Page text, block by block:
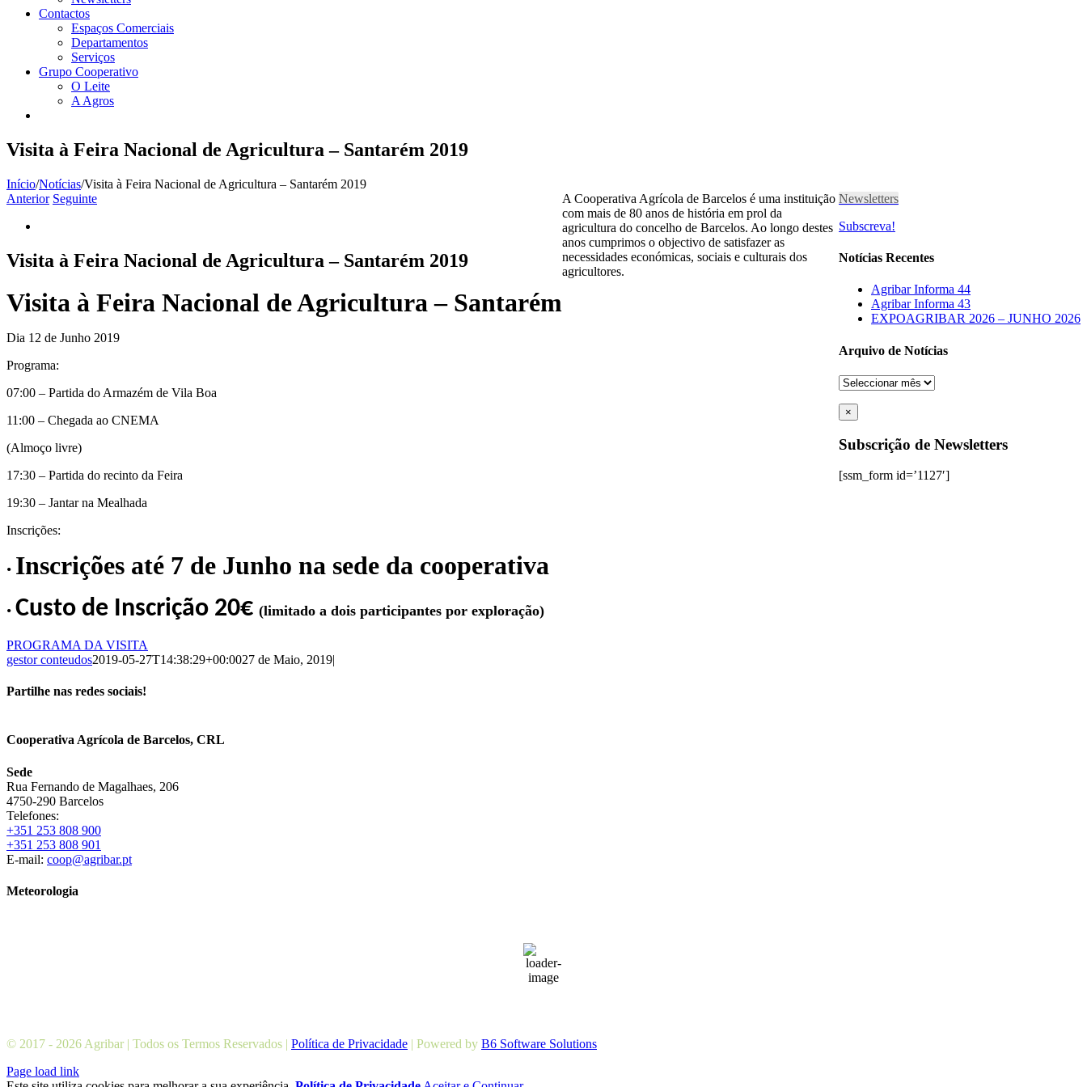
Contactos
Espaços Comerciais
Departamentos
Serviços
Grupo Cooperativo
O Leite
A Agros
Visita à Feira Nacional de Agricultura – Santarém 2019
Início/Notícias/Visita à Feira Nacional de Agricultura – Santarém 2019
Anterior Seguinte
Image
Visita à Feira Nacional de Agricultura – Santarém 2019
Visita à Feira Nacional de Agricultura – Santarém
Dia 12 de Junho 2019
Programa:
07:00 – Partida do Armazém de Vila Boa
11:00 – Chegada ao CNEMA
(Almoço livre)
17:30 – Partida do recinto da Feira
19:30 – Jantar na Mealhada
Inscrições:
• Inscrições até 7 de Junho na sede da cooperativa
• Custo de Inscrição 20€ (limitado a dois participantes por exploração)
PROGRAMA DA VISITA
gestor conteudos2019-05-27T14:38:29+00:0027 de Maio, 2019|
Partilhe nas redes sociais!
Newsletters
Subscreva!
Notícias Recentes
Agribar Informa 44
Agribar Informa 43
EXPOAGRIBAR 2026 – JUNHO 2026
Arquivo de Notícias
Arquivo
Notícias
×
Subscrição de Newsletters
[ssm_form id=’1127′]
A Cooperativa Agrícola de Barcelos é uma instituição
com mais de 80 anos de história em prol da
agricultura do concelho de Barcelos. Ao longo destes
anos cumprimos o objectivo de satisfazer as
necessidades económicas, sociais e culturais dos
agricultores.
Cooperativa Agrícola de Barcelos, CRL
Sede
Rua Fernando de Magalhaes, 206
4750-290 Barcelos
Telefones:
+351 253 808 900
+351 253 808 901
E-mail: coop@agribar.pt
Meteorologia
19°C
© 2017 - 2026 Agribar | Todos os Termos Reservados | Política de Privacidade | Powered by B6 Software Solutions
Facebook
YouTube
Page load link